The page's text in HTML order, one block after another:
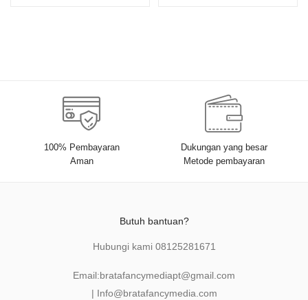
100% Pembayaran
Aman
Dukungan yang besar
Metode pembayaran
Butuh bantuan?
Hubungi kami 08125281671
Email:bratafancymediapt@gmail.com
| Info@bratafancymedia.com